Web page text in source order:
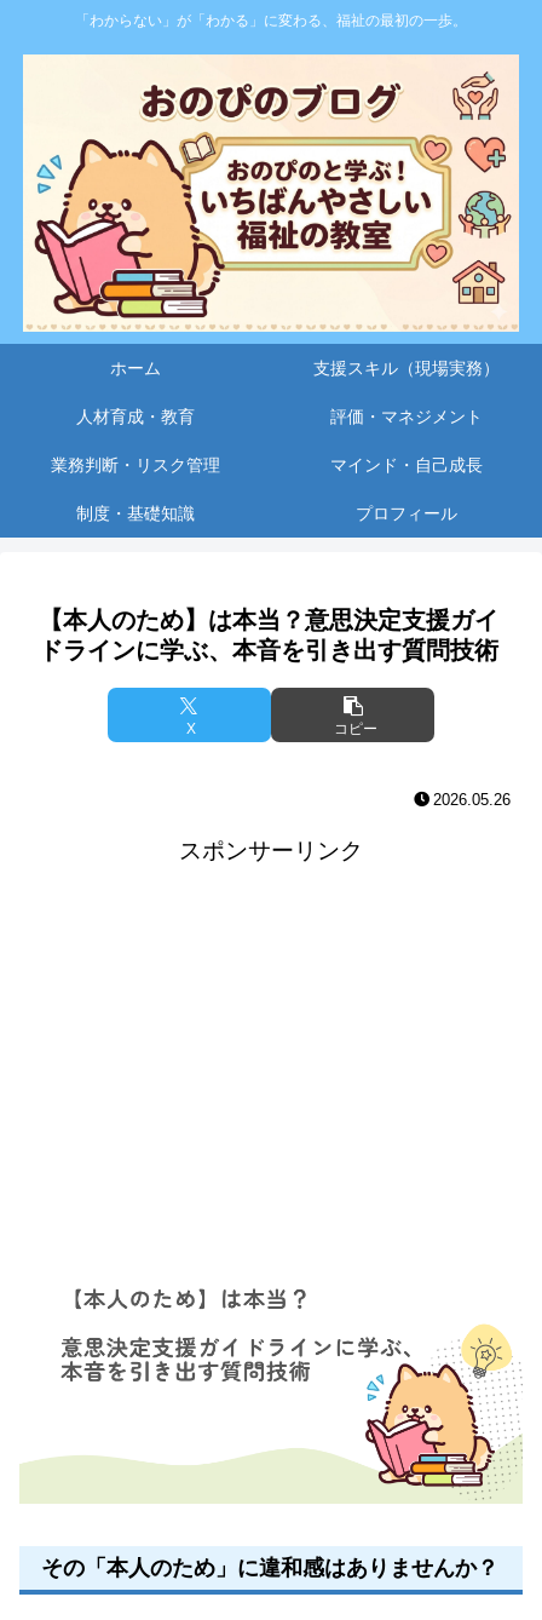
「わからない」が「わかる」に変わる、福祉の最初の一歩。
ホーム 支援スキル（現場実務）
人材育成・教育 評価・マネジメント
業務判断・リスク管理 マインド・自己成長
制度・基礎知識 プロフィール
【本人のため】は本当？意思決定支援ガイ
ドラインに学ぶ、本音を引き出す質問技術
X コピー
2026.05.26
スポンサーリンク
その「本人のため」に違和感はありませんか？